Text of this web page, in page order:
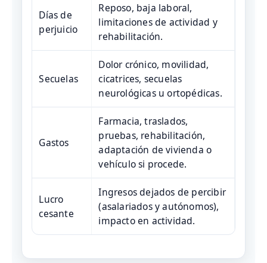
Días de
perjuicio
Reposo, baja laboral,
limitaciones de actividad y
rehabilitación.
Secuelas
Dolor crónico, movilidad,
cicatrices, secuelas
neurológicas u ortopédicas.
Gastos
Farmacia, traslados,
pruebas, rehabilitación,
adaptación de vivienda o
vehículo si procede.
Lucro
cesante
Ingresos dejados de percibir
(asalariados y autónomos),
impacto en actividad.